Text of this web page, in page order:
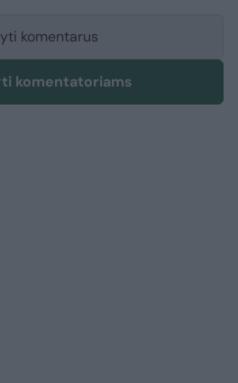
komentarus
komentatoriams